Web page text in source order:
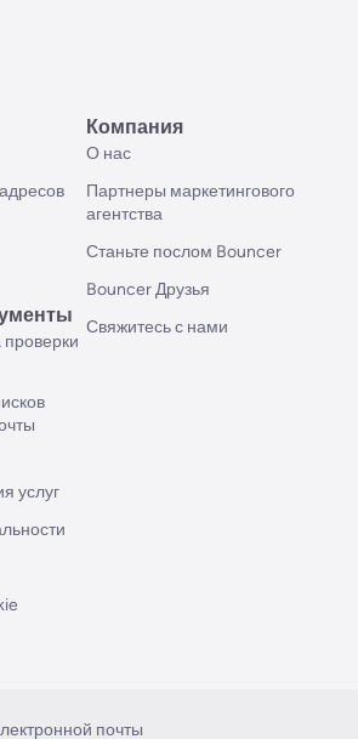
Компания
О нас
Партнеры маркетингового
агентства
Станьте послом Bouncer
Bouncer Друзья
Свяжитесь с нами
услуг
почты